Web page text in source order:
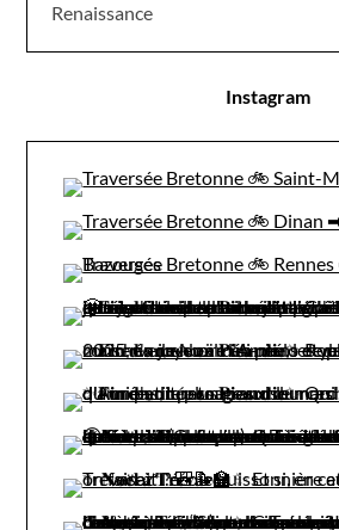
Renaissance
Instagram